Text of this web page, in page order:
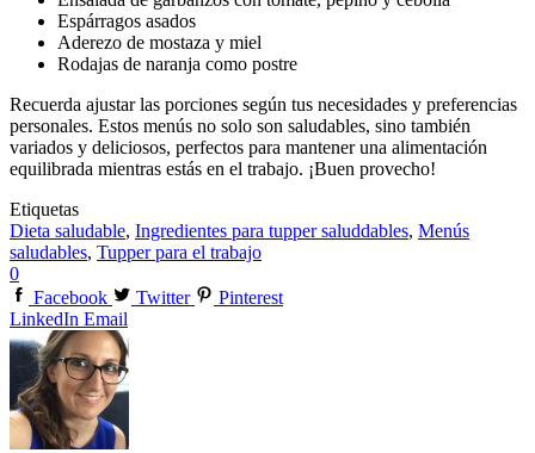
Espárragos asados
Aderezo de mostaza y miel
Rodajas de naranja como postre
Recuerda ajustar las porciones según tus necesidades y preferencias
personales. Estos menús no solo son saludables, sino también
variados y deliciosos, perfectos para mantener una alimentación
equilibrada mientras estás en el trabajo. ¡Buen provecho!
Etiquetas
Dieta saludable, Ingredientes para tupper saluddables, Menús
saludables, Tupper para el trabajo
0
Facebook
Twitter
Pinterest
LinkedIn Email